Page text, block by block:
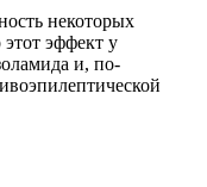
некоторых
эффект у
и, по-